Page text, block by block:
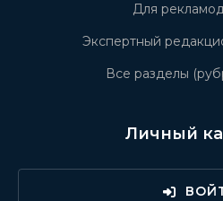
Для
Экспертный
Все разделы
Личный